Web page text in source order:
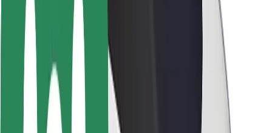
Seguridad para usuarios
Seguridad para conductores
Seguridad para patinetes
Safety Lab
Ciudades
Dónde estamos